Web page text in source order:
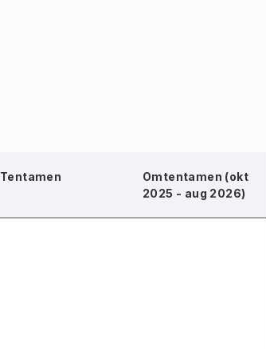
Tentamen
Omtentamen (okt
2025 - aug 2026)